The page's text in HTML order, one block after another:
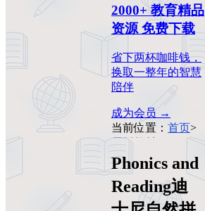
2000+ 教育精品
资源 免费下载
省下两杯咖啡钱，
换取一整年的智慧
陪伴
成为会员 →
当前位置： 首页>
原版教材
Phonics
and Reading迪士尼
自然拼读启蒙练习
册
Phonics and
Reading迪